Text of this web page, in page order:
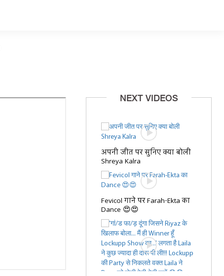
NEXT VIDEOS
अपनी जीत पर सुनिए क्या बोली
Shreya Kalra
Fevicol गाने पर Farah-Ekta का
Dance 😍😍